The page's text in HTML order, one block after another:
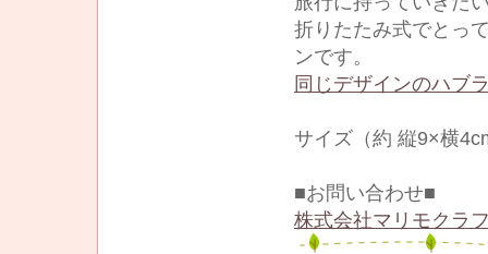
折りたたみ式でとっ
ンです。
同じデザインのハブ
サイズ（約 縦9×横
■お問い合わせ■
株式会社マリモクラ